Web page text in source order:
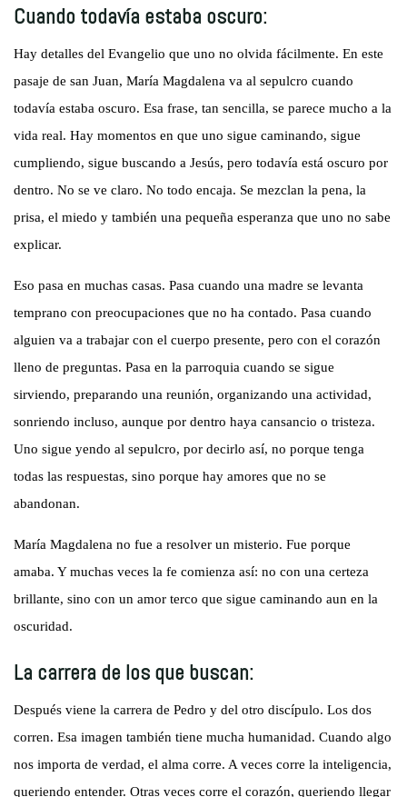
Cuando todavía estaba oscuro:
Hay detalles del Evangelio que uno no olvida fácilmente. En este
pasaje de san Juan, María Magdalena va al sepulcro cuando
todavía estaba oscuro. Esa frase, tan sencilla, se parece mucho a la
vida real. Hay momentos en que uno sigue caminando, sigue
cumpliendo, sigue buscando a Jesús, pero todavía está oscuro por
dentro. No se ve claro. No todo encaja. Se mezclan la pena, la
prisa, el miedo y también una pequeña esperanza que uno no sabe
explicar.
Eso pasa en muchas casas. Pasa cuando una madre se levanta
temprano con preocupaciones que no ha contado. Pasa cuando
alguien va a trabajar con el cuerpo presente, pero con el corazón
lleno de preguntas. Pasa en la parroquia cuando se sigue
sirviendo, preparando una reunión, organizando una actividad,
sonriendo incluso, aunque por dentro haya cansancio o tristeza.
Uno sigue yendo al sepulcro, por decirlo así, no porque tenga
todas las respuestas, sino porque hay amores que no se
abandonan.
María Magdalena no fue a resolver un misterio. Fue porque
amaba. Y muchas veces la fe comienza así: no con una certeza
brillante, sino con un amor terco que sigue caminando aun en la
oscuridad.
La carrera de los que buscan:
Después viene la carrera de Pedro y del otro discípulo. Los dos
corren. Esa imagen también tiene mucha humanidad. Cuando algo
nos importa de verdad, el alma corre. A veces corre la inteligencia,
queriendo entender. Otras veces corre el corazón, queriendo llegar